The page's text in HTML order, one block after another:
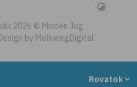
Rovatok
2026 © Minden Jog
by MelkwegDigital